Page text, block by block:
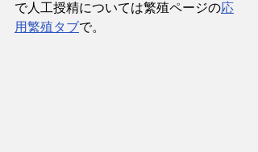
で人工授精については繁殖ページの応
用繁殖タブで。